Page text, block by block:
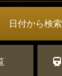
日付から検索